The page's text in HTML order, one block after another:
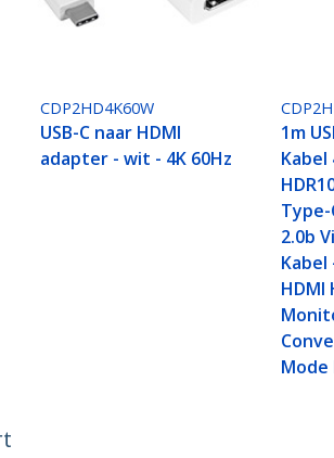
CDP2HD4K60W
USB-C naar HDMI
adapter - wit - 4K 60Hz
1m
Kabel
Type-
2.0b
Kabel
HDMI
Mode